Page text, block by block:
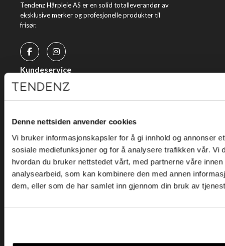
Denne nettsiden anvender cookies
Vi bruker informasjonskapsler for å gi innhold og annonser
sosiale mediefunksjoner og for å analysere trafikken vår. Vi
hvordan du bruker nettstedet vårt, med partnerne våre
analysearbeid, som kan kombinere den med annen
dem, eller som de har samlet inn gjennom din bruk av
Tendenz Hårpleie AS er en solid totalleverandør av
eksklusive merker og profesjonelle produkter til
frisør.
Kundeservice
Kjøpsvilkår
Personvern
Holtegata 26, 0355 Oslo
Telefon: +47 22 92 50 00
E-post: kundeservice@tendenz.net
Nyttige lenker
Datablad